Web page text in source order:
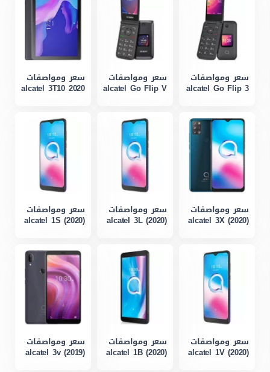
سعر ومواصفات
alcatel Go Flip 3
سعر ومواصفات
alcatel Go Flip V
سعر ومواصفات
alcatel 3T10 2020
سعر ومواصفات
alcatel 3X (2020)
سعر ومواصفات
alcatel 3L (2020)
سعر ومواصفات
alcatel 1S (2020)
سعر ومواصفات
alcatel 1V (2020)
سعر ومواصفات
alcatel 1B (2020)
سعر ومواصفات
alcatel 3v (2019)